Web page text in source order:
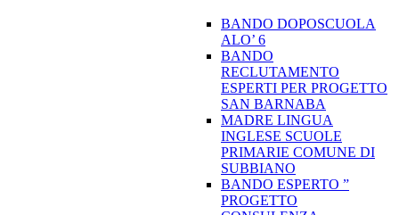
BANDO DOPOSCUOLA
ALO’ 6
BANDO
RECLUTAMENTO
ESPERTI PER PROGETTO
SAN BARNABA
MADRE LINGUA
INGLESE SCUOLE
PRIMARIE COMUNE DI
SUBBIANO
BANDO ESPERTO ”
PROGETTO